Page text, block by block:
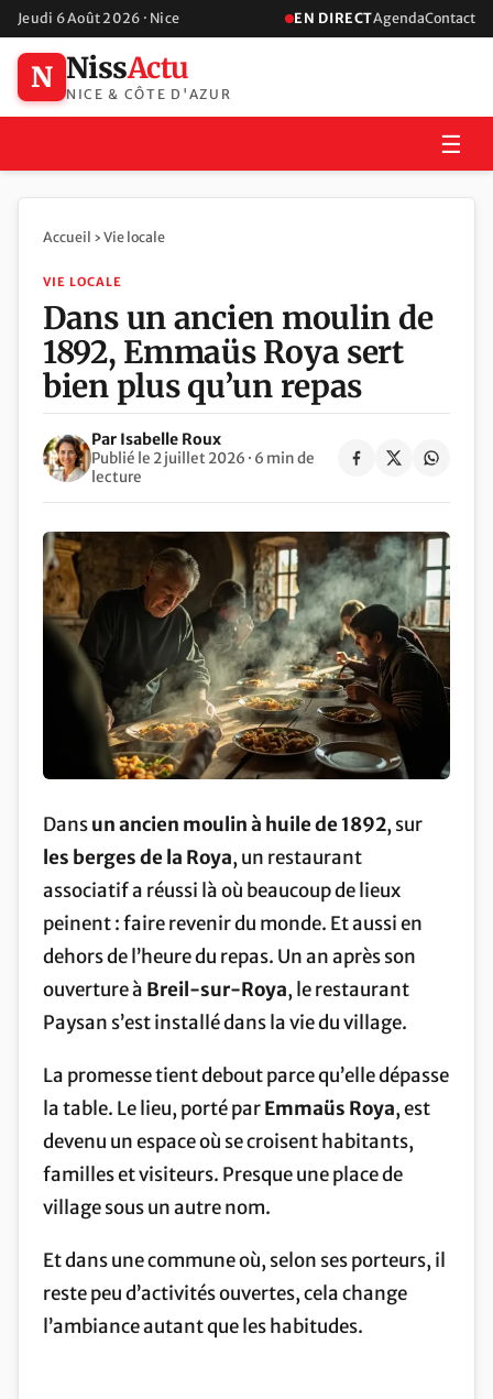
Jeudi 6 Août 2026 · Nice EN DIRECTAgendaContact
N NissActu
NICE & CÔTE D'AZUR
☰
Accueil › Vie locale
VIE LOCALE
Dans un ancien moulin de
1892, Emmaüs Roya sert
bien plus qu’un repas
Par Isabelle Roux
Publié le 2 juillet 2026 · 6 min de
lecture
Dansun ancien moulin à huile de 1892, sur
les berges de la Roya, un restaurant
associatif a réussi là où beaucoup de lieux
peinent : faire revenir du monde. Et aussi en
dehors de l’heure du repas. Un an après son
ouverture à Breil-sur-Roya, le restaurant
Paysan s’est installé dans la vie du village.
La promesse tient debout parce qu’elle dépasse
la table. Le lieu, porté parEmmaüs Roya, est
devenu un espace où se croisent habitants,
familles et visiteurs. Presque une place de
village sous un autre nom.
Et dans une commune où, selon ses porteurs, il
reste peu d’activités ouvertes, cela change
l’ambiance autant que les habitudes.